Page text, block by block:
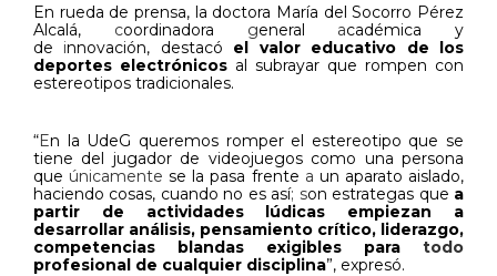
En rueda de prensa, la doctora María del Socorro Pérez
Alcalá, coordinadora general académica y
de innovación, destacó el valor educativo de los
deportes electrónicos al subrayar que rompen con
estereotipos tradicionales.
“En la UdeG queremos romper el estereotipo que se
tiene del jugador de videojuegos como una persona
que únicamente se la pasa frente a un aparato aislado,
haciendo cosas, cuando no es así; son estrategas que a
partir de actividades lúdicas empiezan a
desarrollar análisis, pensamiento crítico, liderazgo,
competencias blandas exigibles para todo
profesional de cualquier disciplina”, expresó.